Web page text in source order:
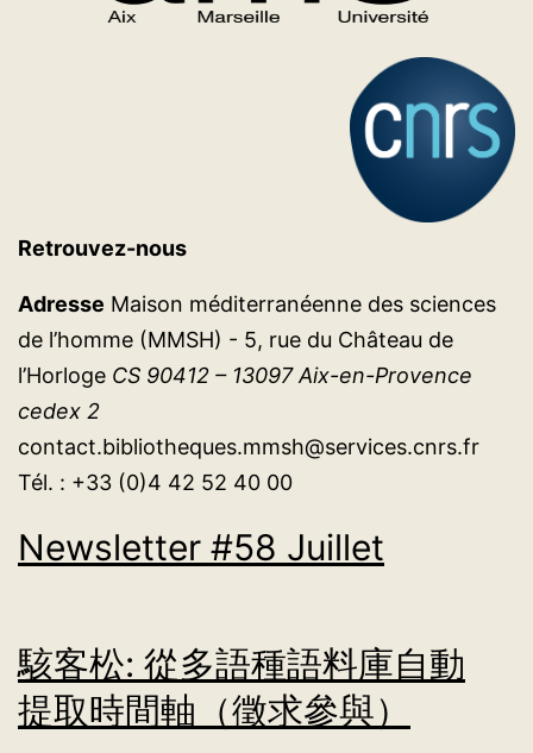
Retrouvez-nous
Adresse Maison méditerranéenne des sciences
de l’homme (MMSH) - 5, rue du Château de
l’Horloge CS 90412 – 13097 Aix-en-Provence
cedex 2
contact.bibliotheques.mmsh@services.cnrs.fr
Tél. : +33 (0)4 42 52 40 00
Newsletter #58 Juillet
駭客松: 從多語種語料庫自動
提取時間軸（徵求參與）